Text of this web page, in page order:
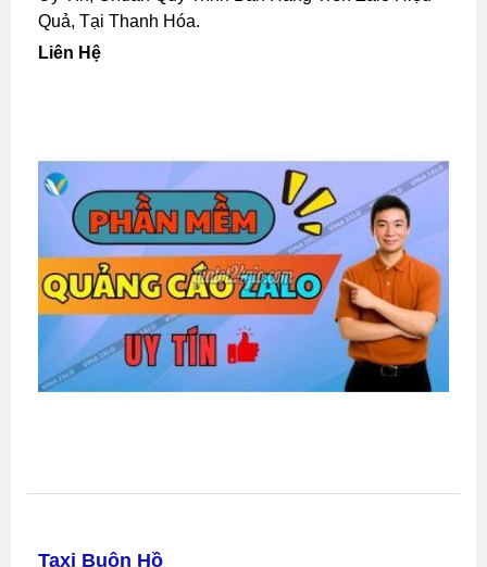
Quả, Tại Thanh Hóa.
Liên Hệ
Taxi Buôn Hồ